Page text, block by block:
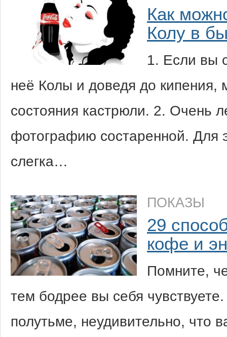
Как
Колу в
1. Если вы
неё Колы и доведя до кипения,
состояния кастрюли. 2. Очень
фотографию состаренной. Для
слегка…
ПОКАЗЫ
29
кофе и
Помните,
тем бодрее вы себя
полутьме, неудивительно, что